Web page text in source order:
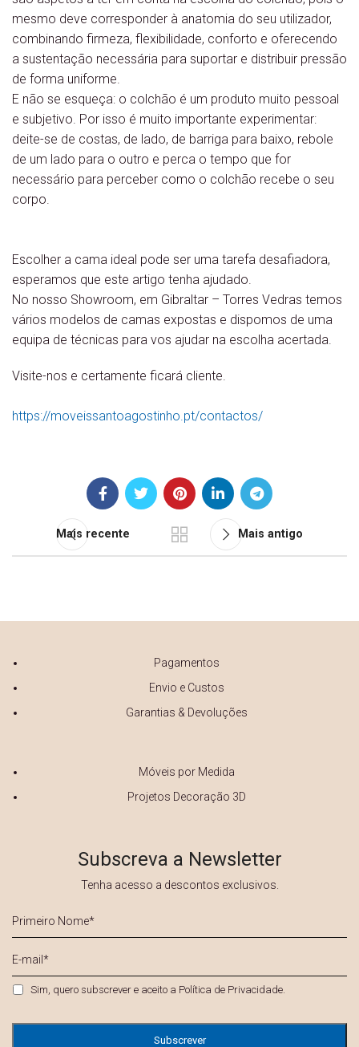
mesmo deve corresponder à anatomia do seu utilizador,
combinando firmeza, flexibilidade, conforto e oferecendo
a sustentação necessária para suportar e distribuir pressão
de forma uniforme.
E não se esqueça: o colchão é um produto muito pessoal
e subjetivo. Por isso é muito importante experimentar:
deite-se de costas, de lado, de barriga para baixo, rebole
de um lado para o outro e perca o tempo que for
necessário para perceber como o colchão recebe o seu
corpo.
Escolher a cama ideal pode ser uma tarefa desafiadora,
esperamos que este artigo tenha ajudado.
No nosso Showroom, em Gibraltar – Torres Vedras temos
vários modelos de camas expostas e dispomos de uma
equipa de técnicas para vos ajudar na escolha acertada.
Visite-nos e certamente ficará cliente.
https://moveissantoagostinho.pt/contactos/
Mais recente Mais antigo
Pagamentos
Envio e Custos
Garantias & Devoluções
Móveis por Medida
Projetos Decoração 3D
Subscreva a Newsletter
Tenha acesso a descontos exclusivos.
Nome
*
mail
Privacidade *
Sim, quero subscrever e aceito a Política de Privacidade.